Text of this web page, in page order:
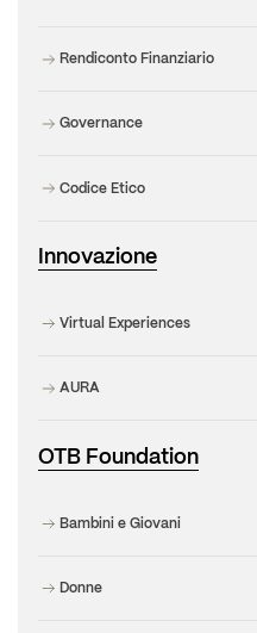
Rendiconto Finanziario
Governance
Codice Etico
Innovazione
Virtual Experiences
AURA
OTB Foundation
Bambini e Giovani
Donne